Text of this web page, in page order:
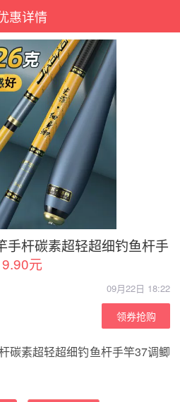
惠详情
手杆碳素超轻超细钓鱼杆手
元
09月22日 18:22
领券抢购
碳素超轻超细钓鱼杆手竿37调鲫